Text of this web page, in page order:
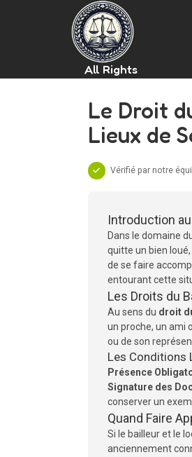
All Rights
Le Droit
Lieux de
Vérifié par notre
Introduction
Dans le domaine
quitte un bien
de se faire
entourant cette
Les Droits du
Au sens du droit
un proche, un ami
ou de son
Les Conditions
Présence
Signature des
conserver un
Quand Faire
Si le bailleur et le
anciennement